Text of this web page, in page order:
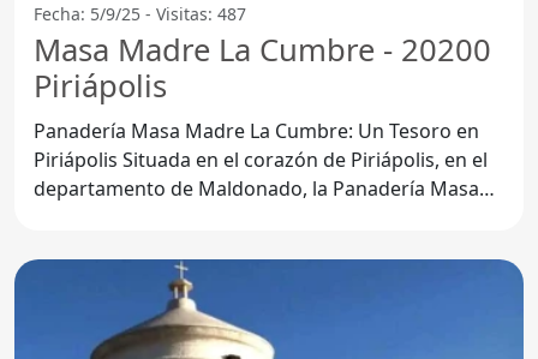
Fecha: 5/9/25 - Visitas: 487
Masa Madre La Cumbre - 20200
Piriápolis
Panadería Masa Madre La Cumbre: Un Tesoro en
Piriápolis Situada en el corazón de Piriápolis, en el
departamento de Maldonado, la Panadería Masa